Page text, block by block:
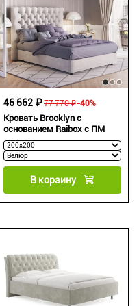
Кровать Brooklyn с
основанием Raibox с ПМ
77 770 ₽
46 662 ₽ -40%
В корзину